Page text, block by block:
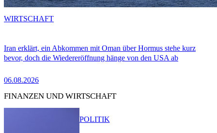
Iran erklärt, ein Abkommen mit Oman über Hormus stehe kurz
bevor, doch die Wiedereröffnung hänge von den USA ab
06.08.2026
WIRTSCHAFT
FINANZEN UND WIRTSCHAFT
POLITIK